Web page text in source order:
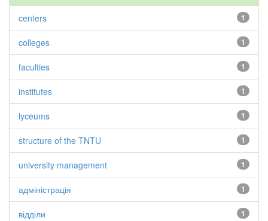
1
centers
1
colleges
1
faculties
1
institutes
1
lyceums
1
structure of the TNTU
1
university management
1
адміністрація
1
відділи